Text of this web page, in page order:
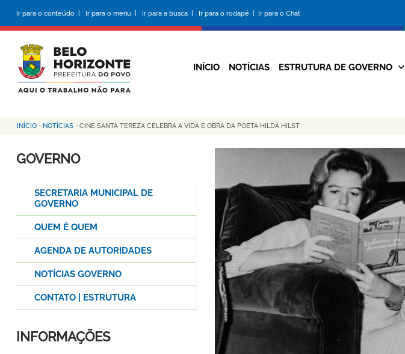
conteúdo
principal
Ir para o conteúdo | Ir para o menu | Ir para a busca | Ir para o rodapé | Ir para o Chat
da
INÍCIO NOTÍCIAS ESTRUTURA DE GOVERNO
Trilha
de
INÍCIO - NOTÍCIAS - CINE SANTA TEREZA CELEBRA A VIDA E OBRA DA POETA HILDA HILST
GOVERNO
SECRETARIA MUNICIPAL DE
GOVERNO
QUEM É QUEM
AGENDA DE AUTORIDADES
NOTÍCIAS GOVERNO
CONTATO | ESTRUTURA
INFORMAÇÕES